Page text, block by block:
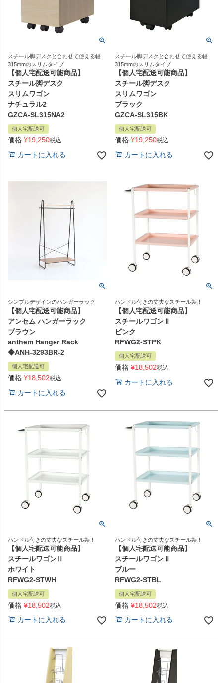
スチール脚デスクと合わせて使える幅
315mmのスリムタイプ
【個人宅配送可能商品】
スチール脚デスク
スリムワゴン
ナチュラル2
GZCA-SL315NA2
個人宅配送可
価格 ¥19,250税込
カートに入れる
スチール脚デスクと合わせて使える幅
315mmのスリムタイプ
【個人宅配送可能商品】
スチール脚デスク
スリムワゴン
ブラック
GZCA-SL315BK
個人宅配送可
価格 ¥19,250税込
カートに入れる
シンプルデザインのハンガーラック
【個人宅配送可能商品】
アンセム ハンガーラック
ブラウン
anthem Hanger Rack
◆ANH-3293BR-2
個人宅配送可
価格 ¥18,502税込
カートに入れる
ハンドル付きの丈夫なスチール製！
【個人宅配送可能商品】
スチールワゴンⅡ
ピンク
RFWG2-STPK
個人宅配送可
価格 ¥18,502税込
カートに入れる
ハンドル付きの丈夫なスチール製！
【個人宅配送可能商品】
スチールワゴンⅡ
ホワイト
RFWG2-STWH
個人宅配送可
価格 ¥18,502税込
カートに入れる
ハンドル付きの丈夫なスチール製！
【個人宅配送可能商品】
スチールワゴンⅡ
ブルー
RFWG2-STBL
個人宅配送可
価格 ¥18,502税込
カートに入れる